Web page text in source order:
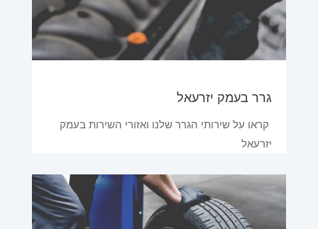
גרר בעמק יזרעאל
קראו על שירותי הגרר שלנו ואזורי השירות בעמק
יזרעאל